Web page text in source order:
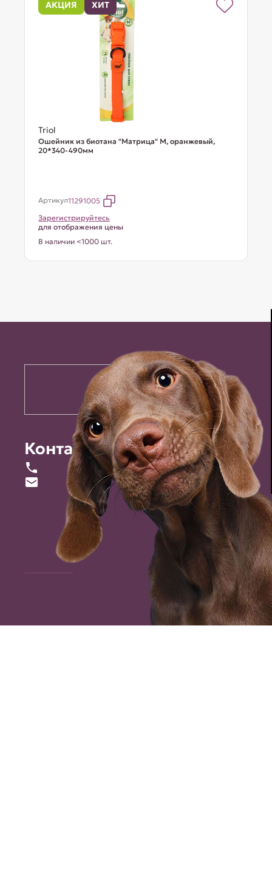
АКЦИЯ ХИТ
Triol
Ошейник из биотана "Матрица" M, оранжевый,
20*340-490мм
Артикул11291005
Зарегистрируйтесь
для отображения цены
В наличии <1000 шт.
Контакты